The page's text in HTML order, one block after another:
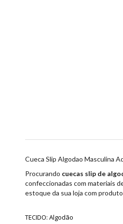
Cueca Slip Algodao Masculina
Procurando cuecas slip de
confeccionadas com materiais
estoque da sua loja com
TECIDO: Algodão